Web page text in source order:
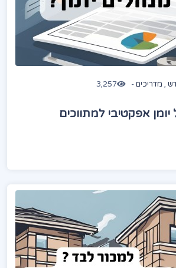
, מדריכים-
3,257
יומן אפקטיבי למתווכים